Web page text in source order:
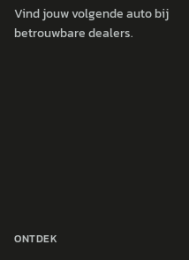
Vind jouw volgende auto bij
betrouwbare dealers.
ONTDEK